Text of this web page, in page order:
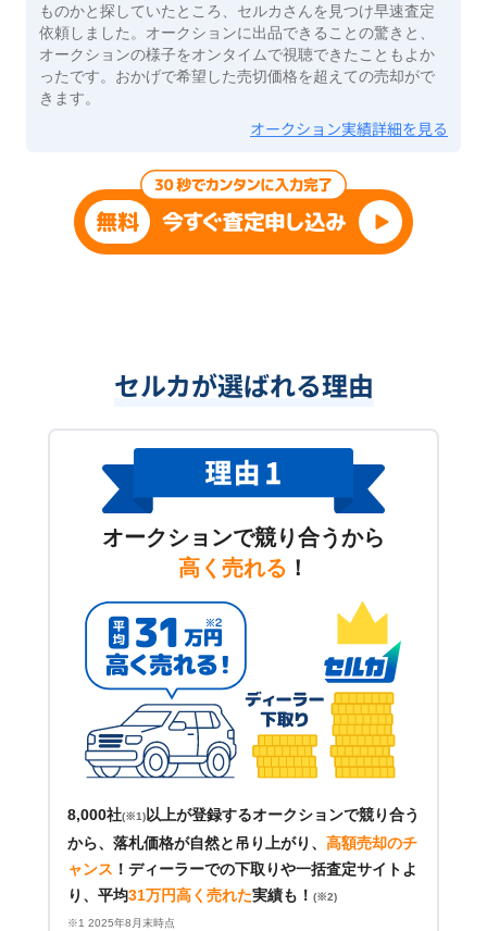
ものかと探していたところ、セルカさんを見つけ早速査定
依頼しました。オークションに出品できることの驚きと、
オークションの様子をオンタイムで視聴できたこともよか
ったです。おかげで希望した売切価格を超えての売却がで
きます。
オークション実績詳細を見る
セルカが選ばれる理由
オークションで競り合うから
高く売れる ！
8,000社(※1)以上が登録するオークションで競り合う
から、落札価格が自然と吊り上がり、 高額売却のチ
ャンス ！ ディーラーでの下取りや一括査定サイトよ
り、平均31万円高く売れた実績も！ (※2)
※1 2025年8月末時点